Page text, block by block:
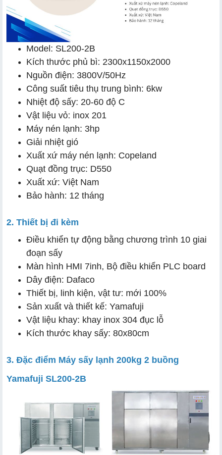
Model: SL200-2B
Kích thước phủ bì: 2300x1150x2000
Nguồn điện: 3800V/50Hz
Công suất tiêu thụ trung bình: 6kw
Nhiệt độ sấy: 20-60 độ C
Vật liệu vỏ: inox 201
Máy nén lạnh: 3hp
Giải nhiệt gió
Xuất xứ máy nén lạnh: Copeland
Quạt đồng trục: D550
Xuất xứ: Việt Nam
Bảo hành: 12 tháng
2. Thiết bị đi kèm
Điều khiển tự động bằng chương trình 10 giai
đoạn sấy
Màn hình HMI 7inh, Bộ điều khiển PLC board
Dây điện: Dafaco
Thiết bị, linh kiện, vật tư: mới 100%
Sản xuất và thiết kế: Yamafuji
Vật liệu khay: khay inox 304 đục lỗ
Kích thước khay sấy: 80x80cm
3. Đặc điểm Máy sấy lạnh 200kg 2 buồng
Yamafuji SL200-2B